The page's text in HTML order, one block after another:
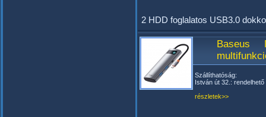
2 HDD foglalatos USB3.0
Szállíthatóság:
István út 32.: rendelhető
részletek>>